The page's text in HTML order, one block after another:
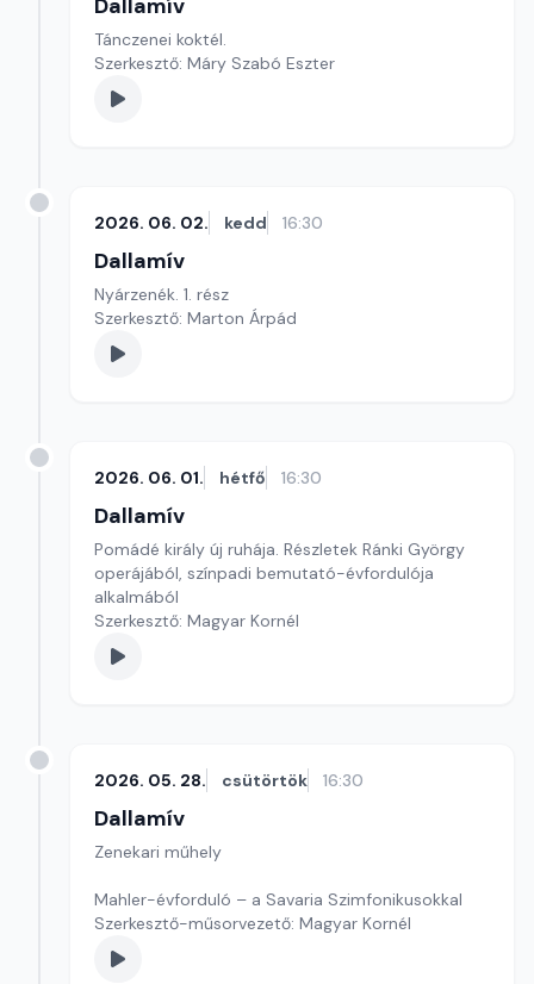
Dallamív
Tánczenei koktél.
Szerkesztő: Máry Szabó Eszter
2026. 06. 02. kedd 16:30
Dallamív
Nyárzenék. 1. rész
Szerkesztő: Marton Árpád
2026. 06. 01. hétfő 16:30
Dallamív
Pomádé király új ruhája. Részletek Ránki György
operájából, színpadi bemutató-évfordulója
alkalmából
Szerkesztő: Magyar Kornél
2026. 05. 28. csütörtök 16:30
Dallamív
Zenekari műhely
Mahler-évforduló – a Savaria Szimfonikusokkal
Szerkesztő-műsorvezető: Magyar Kornél